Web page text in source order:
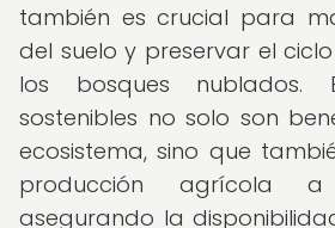
también es crucial para
del suelo y preservar el
los bosques nublados.
sostenibles no solo son
ecosistema, sino que
producción agrícola
asegurando la